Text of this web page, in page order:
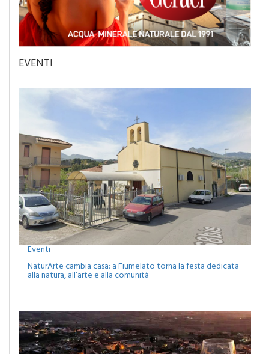
EVENTI
Eventi
NaturArte cambia casa: a Fiumelato torna la festa dedicata
alla natura, all’arte e alla comunità